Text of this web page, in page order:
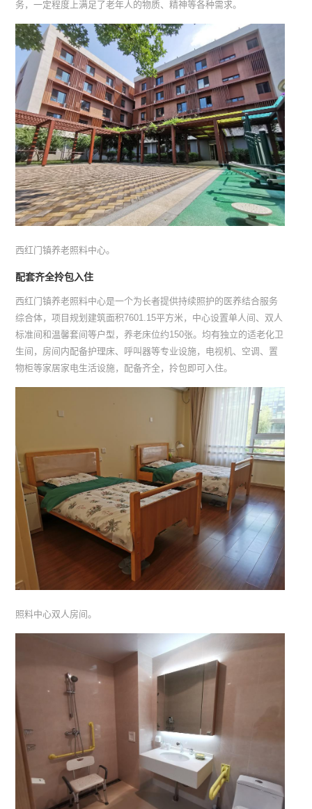
务，一定程度上满足了老年人的物质、精神等各种需求。
西红门镇养老照料中心。
配套齐全拎包入住
西红门镇养老照料中心是一个为长者提供持续照护的医养结合服务
综合体，项目规划建筑面积7601.15平方米，中心设置单人间、双人
标准间和温馨套间等户型，养老床位约150张。均有独立的适老化卫
生间，房间内配备护理床、呼叫器等专业设施，电视机、空调、置
物柜等家居家电生活设施，配备齐全，拎包即可入住。
照料中心双人房间。